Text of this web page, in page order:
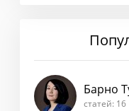
Барно
статей: 16